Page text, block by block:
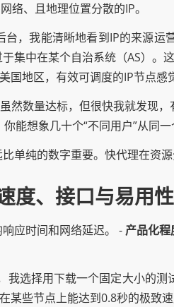
络、且地理位置分散的IP。
台，我能清晰地看到IP的来源
集中在某个自治系统（AS）
国地区，有效可调度的IP节点感
然数量达标，但很快我就发现
能想象几十个“不同用户”从同
比单纯的数字重要。快代理在资
度、接口与易用
响应时间和网络延迟。 - 产品化程
我选择用下载一个固定大小的
某些节点上能达到0.8秒的极致